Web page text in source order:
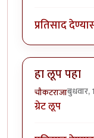
प्रतिसाद
हा लूप पहा
चौकटराजाबुधवार,
ग्रेट लूप